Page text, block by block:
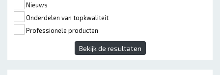
Nieuws
Onderdelen van topkwaliteit
Professionele producten
Bekijk de resultaten